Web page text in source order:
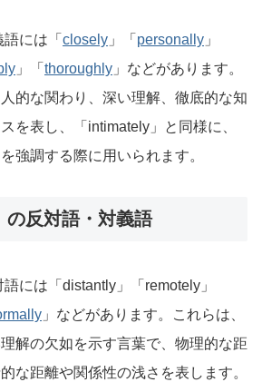
には「 closely 」「 personally 」
」「 thoroughly 」などがあります。
的な関わり、深い理解、徹底的な知
を表し、「intimately」と同様に、
強調する際に用いられます。
の反対語・対義語
語には「distantly」「remotely」
」などがあります。これらは、
解の欠如を示す言葉で、物理的な距
な距離や関係性の浅さを表します。